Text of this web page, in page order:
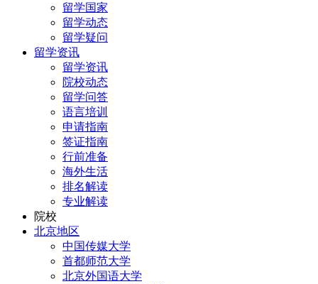
留学国家
留学动态
留学疑问
留学资讯
留学资讯
院校动态
留学问答
语言培训
申请指南
签证指南
行前准备
海外生活
排名解读
专业解读
院校
北京地区
中国传媒大学
首都师范大学
北京外国语大学